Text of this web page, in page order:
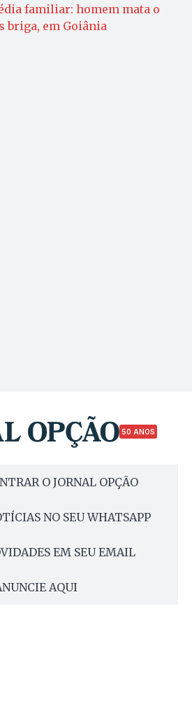
familiar: homem mata o
briga, em Goiânia
50 ANOS
O JORNAL OPÇÃO
NO SEU WHATSAPP
EM SEU EMAIL
AQUI